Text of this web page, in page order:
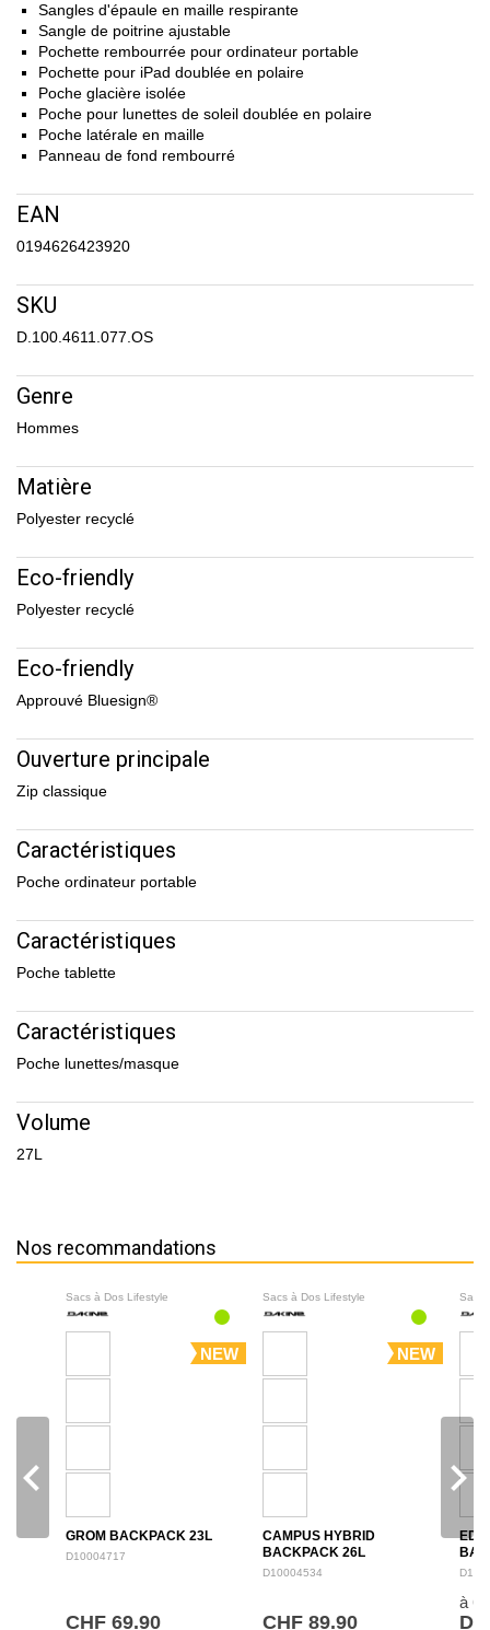
Sangles d'épaule en maille respirante
Sangle de poitrine ajustable
Pochette rembourrée pour ordinateur portable
Pochette pour iPad doublée en polaire
Poche glacière isolée
Poche pour lunettes de soleil doublée en polaire
Poche latérale en maille
Panneau de fond rembourré
EAN
0194626423920
SKU
D.100.4611.077.OS
Genre
Hommes
Matière
Polyester recyclé
Eco-friendly
Polyester recyclé
Eco-friendly
Approuvé Bluesign®
Ouverture principale
Zip classique
Caractéristiques
Poche ordinateur portable
Caractéristiques
Poche tablette
Caractéristiques
Poche lunettes/masque
Volume
27L
Nos recommandations
Sacs à Dos Lifestyle
NEW
GROM BACKPACK 23L
D10004717
CHF 69.90
Sacs à Dos Lifestyle
NEW
CAMPUS HYBRID
BACKPACK 26L
D10004534
CHF 89.90
Sacs
à
De
navigate_before navigate_next